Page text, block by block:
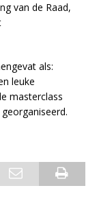
van de Raad,
als:
leuke
masterclass